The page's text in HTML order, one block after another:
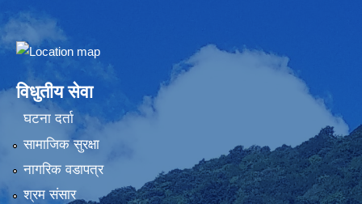
Embed Google Map
विधुतीय सेवा
घटना दर्ता
सामाजिक सुरक्षा
नागरिक वडापत्र
श्रम संसार